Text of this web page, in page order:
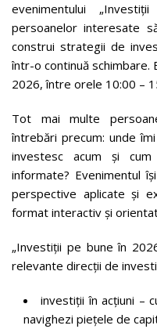
evenimentului
persoanelor interesate
construi strategii de
într-o continuă schimbare.
2026, între orele 10:00 –
Tot mai multe
întrebări precum: unde
investesc acum și
informate? Evenimentul
perspective aplicate și
format interactiv și
„Investiții pe bune în
relevante direcții de
investiții în acțiuni –
navighezi piețele de